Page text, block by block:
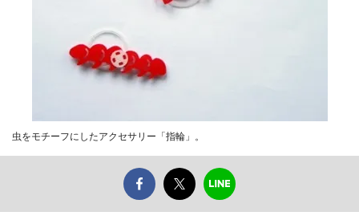
虫をモチーフにしたアクセサリー「指輪」。